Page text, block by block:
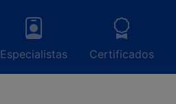
Especialistas Certificados